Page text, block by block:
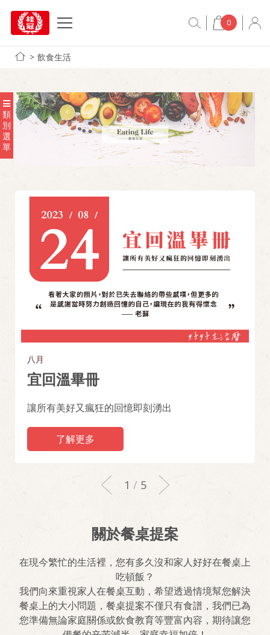
0
飲食生活
類
別
選
單
八月
宜回溫畢冊
讓所有美好又瘋狂的回憶即刻湧出
了解更多
八月
宜約同學會
不要再互等，大家真的很好揪！
三月
宜隨心所欲
隨心之所想，隨遇之而安
十一月
宜取悅自己
我的快樂自己創造、自給自足
十二月
宜抬頭望天
今天的雲長得像什麼呢？
1 5
關於餐桌提案
在現今繁忙的生活裡，您有多久沒和家人好好在餐桌上
吃頓飯？
我們向來重視家人在餐桌互動，希望透過情境幫您解決
餐桌上的大小問題，餐桌提案不僅只有食譜，我們已為
您準備無論家庭關係或飲食教育等豐富內容，期待讓您